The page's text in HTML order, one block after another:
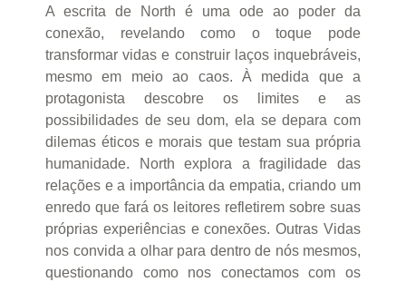
A escrita de North é uma ode ao poder da
conexão, revelando como o toque pode
transformar vidas e construir laços inquebráveis,
mesmo em meio ao caos. À medida que a
protagonista descobre os limites e as
possibilidades de seu dom, ela se depara com
dilemas éticos e morais que testam sua própria
humanidade. North explora a fragilidade das
relações e a importância da empatia, criando um
enredo que fará os leitores refletirem sobre suas
próprias experiências e conexões. Outras Vidas
nos convida a olhar para dentro de nós mesmos,
questionando como nos conectamos com os